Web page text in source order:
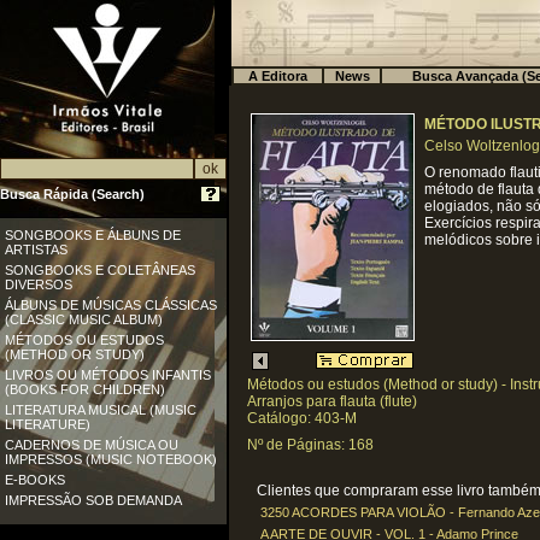
Busca Rápida (Search)
SONGBOOKS E ÁLBUNS DE
ARTISTAS
SONGBOOKS E COLETÂNEAS
DIVERSOS
ÁLBUNS DE MÚSICAS CLÁSSICAS
(CLASSIC MUSIC ALBUM)
MÉTODOS OU ESTUDOS
(METHOD OR STUDY)
LIVROS OU MÉTODOS INFANTIS
(BOOKS FOR CHILDREN)
LITERATURA MUSICAL (MUSIC
LITERATURE)
CADERNOS DE MÚSICA OU
IMPRESSOS (MUSIC NOTEBOOK)
E-BOOKS
IMPRESSÃO SOB DEMANDA
A Editora News Busca Avançada
MÉTODO
Celso
O renomado
método de flauta
elogiados, não
Exercícios
melódicos sobre
Métodos ou estudos (Method or study) -
Arranjos para flauta (flute)
Catálogo: 403-M
Nº de Páginas: 168
Clientes que compraram esse livro
3250 ACORDES PARA VIOLÃO - Fernando
A ARTE DE OUVIR - VOL. 1 - Adamo Prince